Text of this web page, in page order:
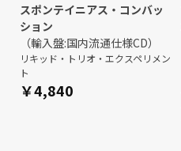
スポンテイニアス・コンバッ
ション
（輸入盤:国内流通仕様CD）
リキッド・トリオ・エクスペリメン
ト
￥4,840